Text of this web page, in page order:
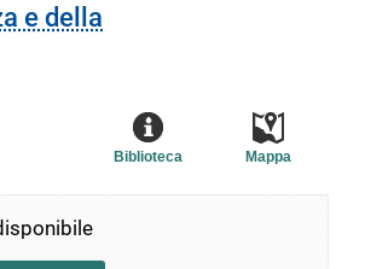
e della
Mappa
Biblioteca